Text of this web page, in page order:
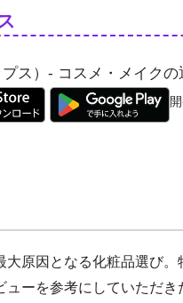
ス）- コスメ・メイクの
大原因となる化粧品選び
ューを参考にしていただき